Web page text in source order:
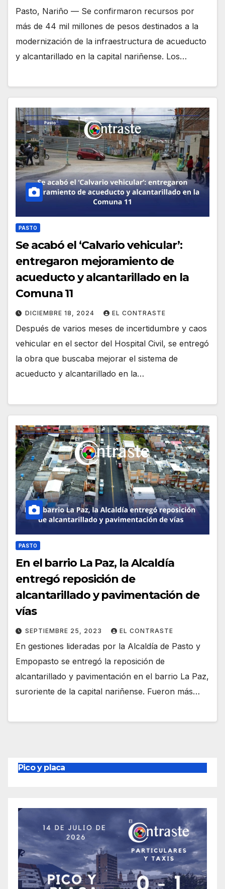
Pasto, Nariño — Se confirmaron recursos por
más de 44 mil millones de pesos destinados a la
modernización de la infraestructura de acueducto
y alcantarillado en la capital nariñense. Los…
PASTO
Se acabó el ‘Calvario vehicular’:
entregaron mejoramiento de
acueducto y alcantarillado en la
Comuna 11
DICIEMBRE 18, 2024 EL CONTRASTE
Después de varios meses de incertidumbre y caos
vehicular en el sector del Hospital Civil, se entregó
la obra que buscaba mejorar el sistema de
acueducto y alcantarillado en la…
PASTO
En el barrio La Paz, la Alcaldía
entregó reposición de
alcantarillado y pavimentación de
vías
SEPTIEMBRE 25, 2023 EL CONTRASTE
En gestiones lideradas por la Alcaldía de Pasto y
Empopasto se entregó la reposición de
alcantarillado y pavimentación en el barrio La Paz,
suroriente de la capital nariñense. Fueron más…
Pico y placa